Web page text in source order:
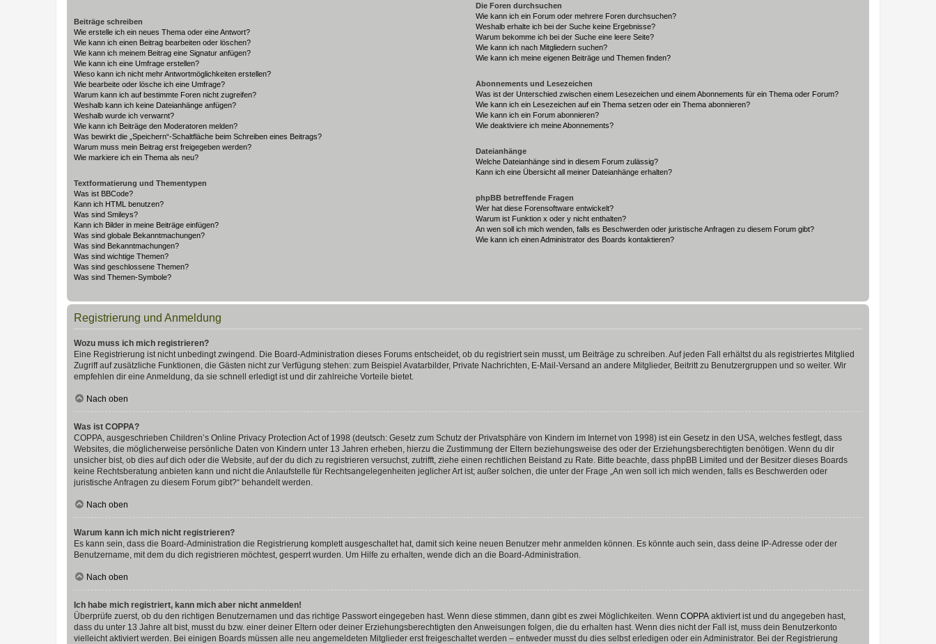
Beiträge schreiben
Wie erstelle ich ein neues Thema oder eine Antwort?
Wie kann ich einen Beitrag bearbeiten oder löschen?
Wie kann ich meinem Beitrag eine Signatur anfügen?
Wie kann ich eine Umfrage erstellen?
Wieso kann ich nicht mehr Antwortmöglichkeiten erstellen?
Wie bearbeite oder lösche ich eine Umfrage?
Warum kann ich auf bestimmte Foren nicht zugreifen?
Weshalb kann ich keine Dateianhänge anfügen?
Weshalb wurde ich verwarnt?
Wie kann ich Beiträge den Moderatoren melden?
Was bewirkt die „Speichern“-Schaltfläche beim Schreiben eines Beitrags?
Warum muss mein Beitrag erst freigegeben werden?
Wie markiere ich ein Thema als neu?
Textformatierung und Thementypen
Was ist BBCode?
Kann ich HTML benutzen?
Was sind Smileys?
Kann ich Bilder in meine Beiträge einfügen?
Was sind globale Bekanntmachungen?
Was sind Bekanntmachungen?
Was sind wichtige Themen?
Was sind geschlossene Themen?
Was sind Themen-Symbole?
Die Foren durchsuchen
Wie kann ich ein Forum oder mehrere Foren durchsuchen?
Weshalb erhalte ich bei der Suche keine Ergebnisse?
Warum bekomme ich bei der Suche eine leere Seite?
Wie kann ich nach Mitgliedern suchen?
Wie kann ich meine eigenen Beiträge und Themen finden?
Abonnements und Lesezeichen
Was ist der Unterschied zwischen einem Lesezeichen und einem Abonnements für ein Thema oder Forum?
Wie kann ich ein Lesezeichen auf ein Thema setzen oder ein Thema abonnieren?
Wie kann ich ein Forum abonnieren?
Wie deaktiviere ich meine Abonnements?
Dateianhänge
Welche Dateianhänge sind in diesem Forum zulässig?
Kann ich eine Übersicht all meiner Dateianhänge erhalten?
phpBB betreffende Fragen
Wer hat diese Forensoftware entwickelt?
Warum ist Funktion x oder y nicht enthalten?
An wen soll ich mich wenden, falls es Beschwerden oder juristische Anfragen zu diesem Forum gibt?
Wie kann ich einen Administrator des Boards kontaktieren?
Registrierung und Anmeldung
Wozu muss ich mich registrieren?
Eine Registrierung ist nicht unbedingt zwingend. Die Board-Administration dieses Forums entscheidet, ob du registriert sein musst, um Beiträge zu schreiben. Auf jeden Fall erhältst du als registriertes Mitglied
Zugriff auf zusätzliche Funktionen, die Gästen nicht zur Verfügung stehen: zum Beispiel Avatarbilder, Private Nachrichten, E-Mail-Versand an andere Mitglieder, Beitritt zu Benutzergruppen und so weiter. Wir
empfehlen dir eine Anmeldung, da sie schnell erledigt ist und dir zahlreiche Vorteile bietet.
Nach oben
Was ist COPPA?
COPPA, ausgeschrieben Children’s Online Privacy Protection Act of 1998 (deutsch: Gesetz zum Schutz der Privatsphäre von Kindern im Internet von 1998) ist ein Gesetz in den USA, welches festlegt, dass
Websites, die möglicherweise persönliche Daten von Kindern unter 13 Jahren erheben, hierzu die Zustimmung der Eltern beziehungsweise des oder der Erziehungsberechtigten benötigen. Wenn du dir
unsicher bist, ob dies auf dich oder die Website, auf der du dich zu registrieren versuchst, zutrifft, ziehe einen rechtlichen Beistand zu Rate. Bitte beachte, dass phpBB Limited und der Besitzer dieses Boards
keine Rechtsberatung anbieten kann und nicht die Anlaufstelle für Rechtsangelegenheiten jeglicher Art ist; außer solchen, die unter der Frage „An wen soll ich mich wenden, falls es Beschwerden oder
juristische Anfragen zu diesem Forum gibt?“ behandelt werden.
Nach oben
Warum kann ich mich nicht registrieren?
Es kann sein, dass die Board-Administration die Registrierung komplett ausgeschaltet hat, damit sich keine neuen Benutzer mehr anmelden können. Es könnte auch sein, dass deine IP-Adresse oder der
Benutzername, mit dem du dich registrieren möchtest, gesperrt wurden. Um Hilfe zu erhalten, wende dich an die Board-Administration.
Nach oben
Ich habe mich registriert, kann mich aber nicht anmelden!
Überprüfe zuerst, ob du den richtigen Benutzernamen und das richtige Passwort eingegeben hast. Wenn diese stimmen, dann gibt es zwei Möglichkeiten. Wenn COPPA aktiviert ist und du angegeben hast,
dass du unter 13 Jahre alt bist, musst du bzw. einer deiner Eltern oder deiner Erziehungsberechtigten den Anweisungen folgen, die du erhalten hast. Wenn dies nicht der Fall ist, muss dein Benutzerkonto
vielleicht aktiviert werden. Bei einigen Boards müssen alle neu angemeldeten Mitglieder erst freigeschaltet werden – entweder musst du dies selbst erledigen oder ein Administrator. Bei der Registrierung